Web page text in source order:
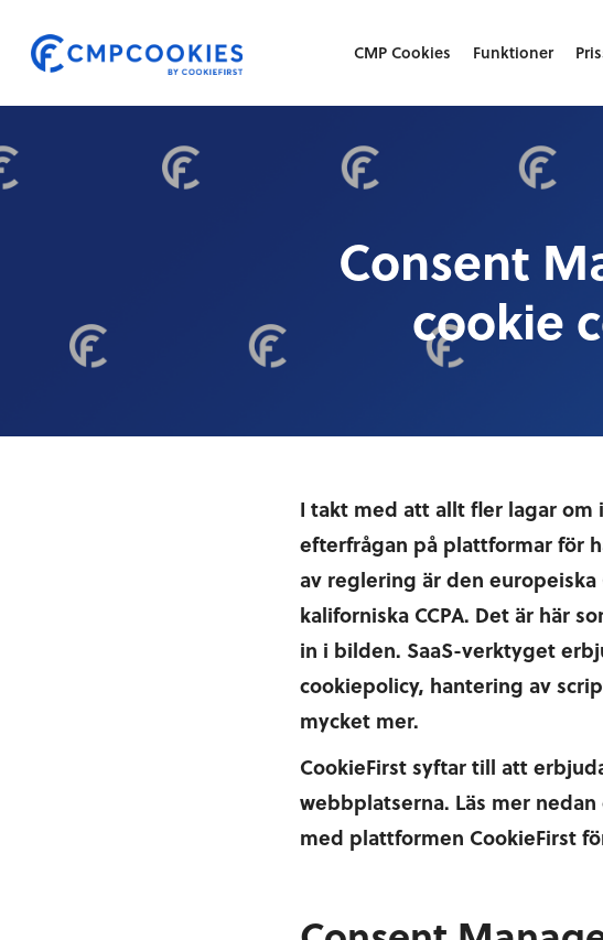
main
CMP Cookies Funktioner
Consent
cookie
I takt med att allt fler lagar
efterfrågan på plattformar för
av reglering är den europeiska
kaliforniska CCPA. Det är här
in i bilden. SaaS-verktyget
cookiepolicy, hantering av
mycket mer.
CookieFirst syftar till att
webbplatserna. Läs mer
med plattformen CookieFirst